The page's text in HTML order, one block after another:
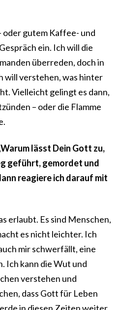
oder gutem Kaffee- und
ein. Ich will die
überreden, doch in
will verstehen, was hinter
Vielleicht gelingt es dann,
– oder die Flamme
lässt Dein Gott zu,
geführt, gemordet und
reagiere ich darauf mit
erlaubt. Es sind Menschen,
es nicht leichter. Ich
mir schwerfällt, eine
Ich kann die Wut und
verstehen und
dass Gott für Leben